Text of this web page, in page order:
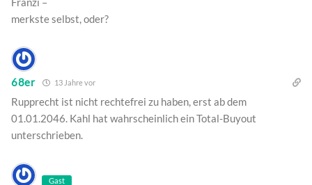
merkste selbst, oder?
68er 13 Jahre vor
Rupprecht ist nicht rechtefrei zu haben, erst ab dem
01.01.2046. Kahl hat wahrscheinlich ein Total-Buyout
unterschrieben.
Gast